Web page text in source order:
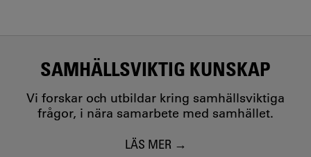
SAMHÄLLSVIKTIG KUNSKAP
Vi forskar och utbildar kring samhällsviktiga
frågor, i nära samarbete med samhället.
LÄS MER